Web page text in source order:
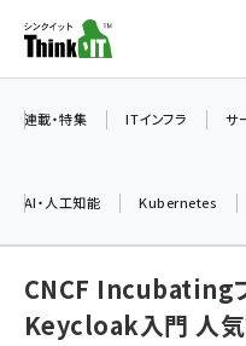
ン
ツ
ai (2480)
加藤銘のチーム貢
連載・特集 ITインフラ サ
AI・人工知能 Kubernetes
CNCF Incubating
Keycloak入門 人気